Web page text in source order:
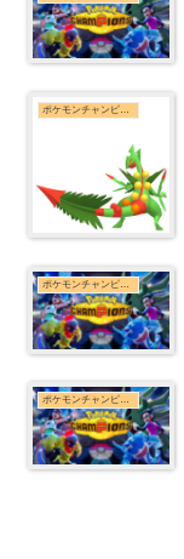
ポケモンチャンピオンズまとめ
ポケモンチャンピオンズまとめ
ポケモンチャンピオンズまとめ